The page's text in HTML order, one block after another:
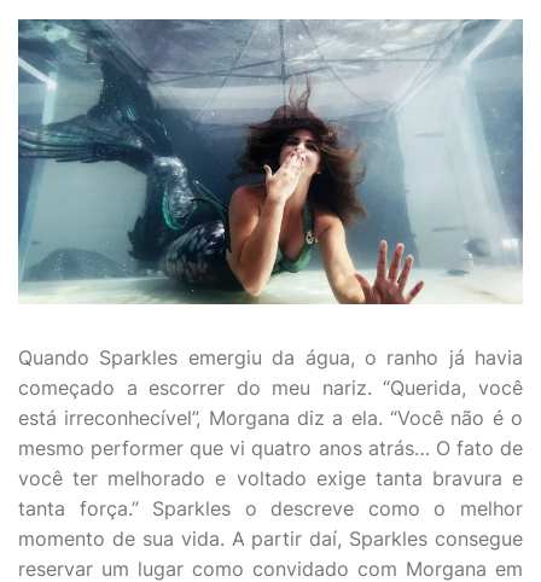
Quando Sparkles emergiu da água, o ranho já havia
começado a escorrer do meu nariz. “Querida, você
está irreconhecível”, Morgana diz a ela. “Você não é o
mesmo performer que vi quatro anos atrás… O fato de
você ter melhorado e voltado exige tanta bravura e
tanta força.” Sparkles o descreve como o melhor
momento de sua vida. A partir daí, Sparkles consegue
reservar um lugar como convidado com Morgana em